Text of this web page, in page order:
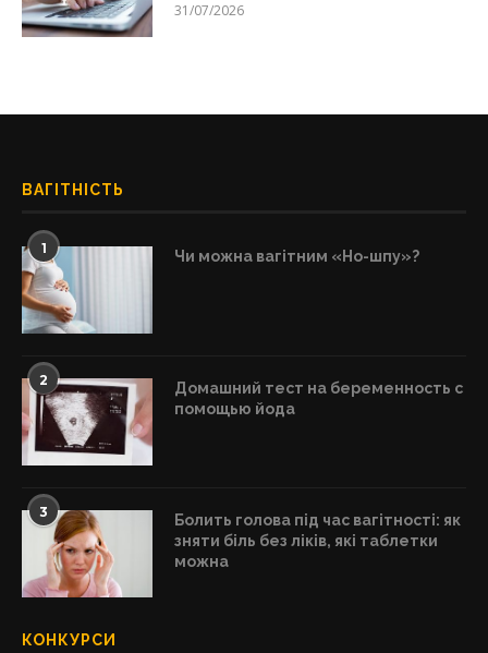
31/07/2026
ВАГІТНІСТЬ
1 Чи можна вагітним «Но-шпу»?
2
Домашний тест на беременность с
помощью йода
3
Болить голова під час вагітності: як
зняти біль без ліків, які таблетки
можна
КОНКУРСИ